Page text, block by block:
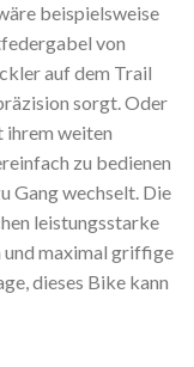
beispielsweise
von
auf dem Trail
sorgt. Oder
ihrem weiten
zu bedienen
Gang wechselt. Die
leistungsstarke
und maximal griffige
dieses Bike kann